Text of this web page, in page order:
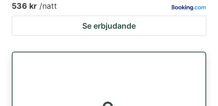
536 kr /natt
Se erbjudande